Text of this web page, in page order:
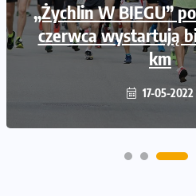
„Żychlin W BIEGU”
czerwca wystartują
km
17-05-2022